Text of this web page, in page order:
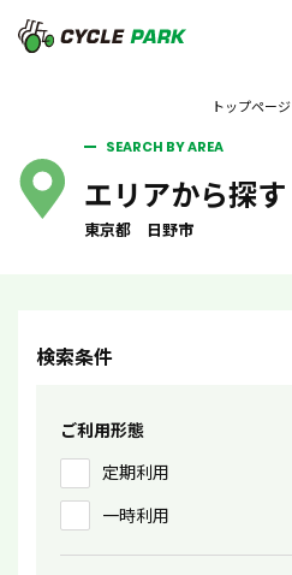
トップページ
SEARCH BY AREA
エリアから探す
東京都 日野市
検索条件
ご利用形態
定期利用
一時利用